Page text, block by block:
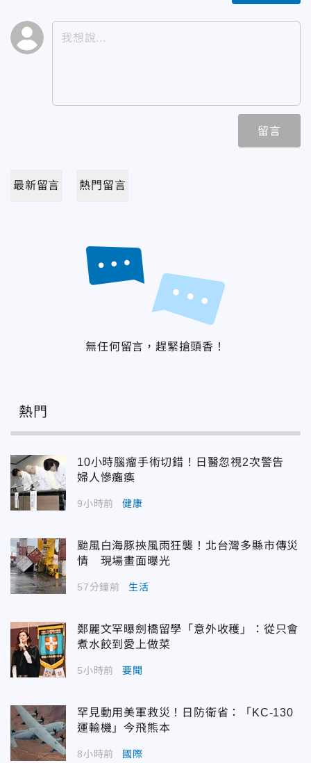
留言
最新留言 熱門留言
無任何留言，趕緊搶頭香！
熱門
10小時腦瘤手術切錯！日醫忽視2次警告
婦人慘癱瘓
9小時前 健康
颱風白海豚挾風雨狂襲！北台灣多縣市傳災
情 現場畫面曝光
57分鐘前 生活
鄭麗文罕曝劍橋留學「意外收穫」：從只會
煮水餃到愛上做菜
5小時前 要聞
罕見動用美軍救災！日防衛省：「KC-130
運輸機」今飛熊本
8小時前 國際